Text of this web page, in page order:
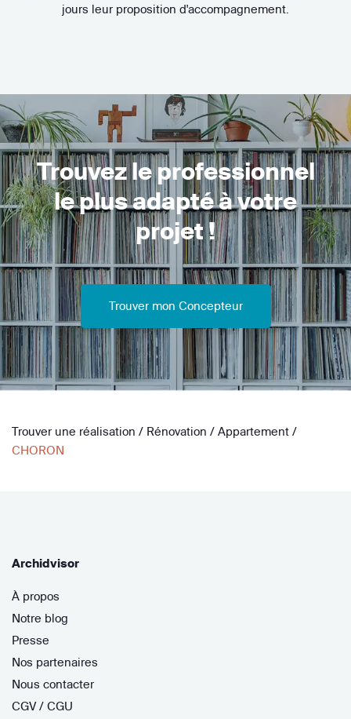
jours leur proposition d'accompagnement.
Trouvez le professionnel
le plus adapté à votre
projet !
Trouver mon Concepteur
Trouver une réalisation / Rénovation / Appartement /
CHORON
Archidvisor
À propos
Notre blog
Presse
Nos partenaires
Nous contacter
CGV / CGU